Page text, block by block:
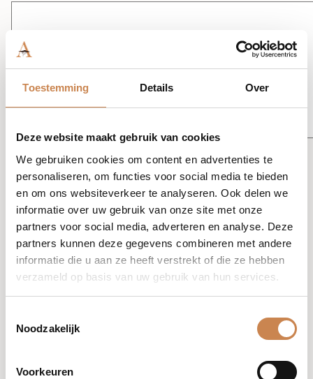
Toestemming Details Over
Deze website maakt gebruik van cookies
We gebruiken cookies om content en advertenties te
personaliseren, om functies voor social media te bieden
en om ons websiteverkeer te analyseren. Ook delen we
informatie over uw gebruik van onze site met onze
partners voor social media, adverteren en analyse. Deze
partners kunnen deze gegevens combineren met andere
informatie die u aan ze heeft verstrekt of die ze hebben
verzameld op basis van uw gebruik van hun services.
Noodzakelijk
Voorkeuren
Upload je motivatie
Upload je motivatie in .pdf, .doc of .docx format
Toegestane
bestandstypen: pdf, doc, docx, Max. bestandsgrootte:
25 MB.
Upload je CV
Upload je CV in .pdf, .doc of .docx format
Toegestane
Voorwaarden en condities plaatshouder.